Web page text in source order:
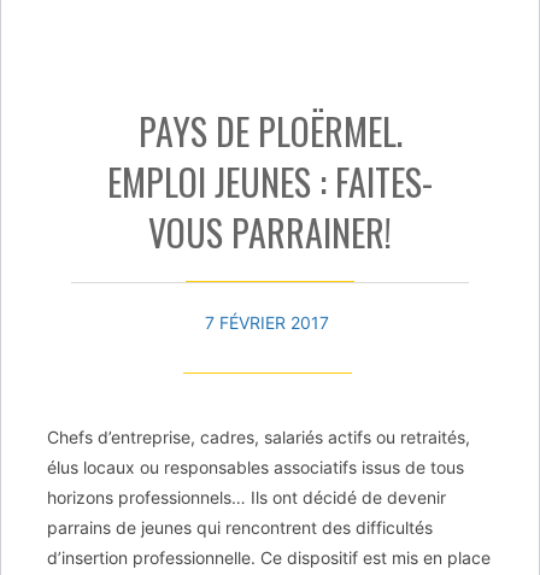
PAYS DE PLOËRMEL.
EMPLOI JEUNES : FAITES-
VOUS PARRAINER!
7 FÉVRIER 2017
Chefs d’entreprise, cadres, salariés actifs ou retraités,
élus locaux ou responsables associatifs issus de tous
horizons professionnels… Ils ont décidé de devenir
parrains de jeunes qui rencontrent des difficultés
d’insertion professionnelle. Ce dispositif est mis en place